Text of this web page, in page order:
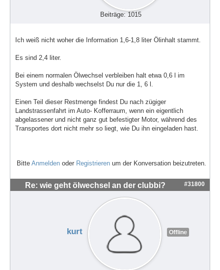
Beiträge: 1015
Ich weiß nicht woher die Information 1,6-1,8 liter Ölinhalt stammt.
Es sind 2,4 liter.
Bei einem normalen Ölwechsel verbleiben halt etwa 0,6 l im
System und deshalb wechselst Du nur die 1, 6 l.
Einen Teil dieser Restmenge findest Du nach zügiger
Landstrassenfahrt im Auto- Kofferraum, wenn ein eigentlich
abgelassener und nicht ganz gut befestigter Motor, während des
Transportes dort nicht mehr so liegt, wie Du ihn eingeladen hast.
Bitte Anmelden oder Registrieren um der Konversation beizutreten.
Re: wie geht ölwechsel an der clubbi? #31800
kurt Offline